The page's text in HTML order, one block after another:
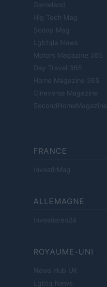
Gameland
Hig Tech Mag
Scoop Mag
Lgbtqia News
Motors Magazine 365
Day Travel 365
Home Magazine 365
Cineverse Magazine
SecondHomeMagazine
FRANCE
InvestirMag
ALLEMAGNE
Investieren24
ROYAUME-UNI
News Hub UK
Lgbtq News